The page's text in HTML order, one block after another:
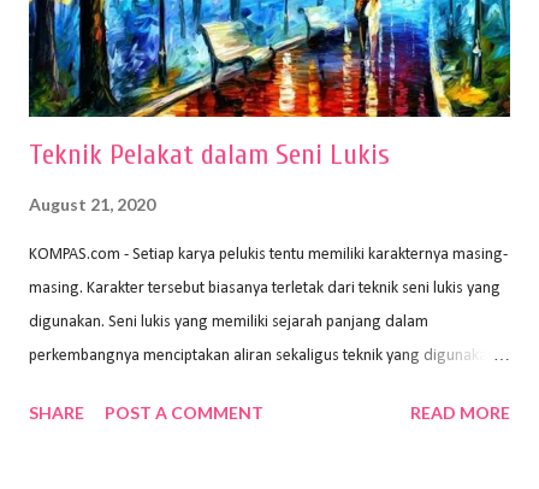
ideal digunakan untuk menggambar. Dalam menggambar
menggunakan pen...
Teknik Pelakat dalam Seni Lukis
August 21, 2020
KOMPAS.com - Setiap karya pelukis tentu memiliki karakternya masing-
masing. Karakter tersebut biasanya terletak dari teknik seni lukis yang
digunakan. Seni lukis yang memiliki sejarah panjang dalam
perkembangnya menciptakan aliran sekaligus teknik yang digunakan.
Wayan Kun Adnyana, teknik yang berbeda tentunya akan
SHARE POST A COMMENT READ MORE